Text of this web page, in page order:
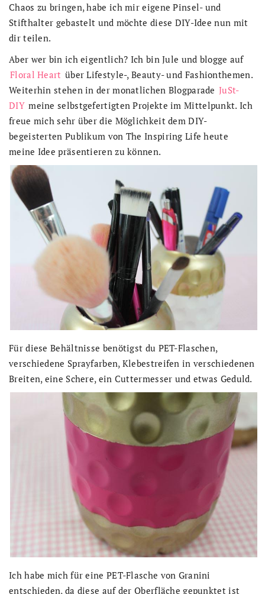
Chaos zu bringen, habe ich mir eigene Pinsel- und
Stifthalter gebastelt und möchte diese DIY-Idee nun mit
dir teilen.
Aber wer bin ich eigentlich? Ich bin Jule und blogge auf
Floral Heart über Lifestyle-, Beauty- und Fashionthemen.
Weiterhin stehen in der monatlichen Blogparade JuSt-
DIY meine selbstgefertigten Projekte im Mittelpunkt. Ich
freue mich sehr über die Möglichkeit dem DIY-
begeisterten Publikum von The Inspiring Life heute
meine Idee präsentieren zu können.
Für diese Behältnisse benötigst du PET-Flaschen,
verschiedene Sprayfarben, Klebestreifen in verschiedenen
Breiten, eine Schere, ein Cuttermesser und etwas Geduld.
Ich habe mich für eine PET-Flasche von Granini
entschieden, da diese auf der Oberfläche gepunktet ist